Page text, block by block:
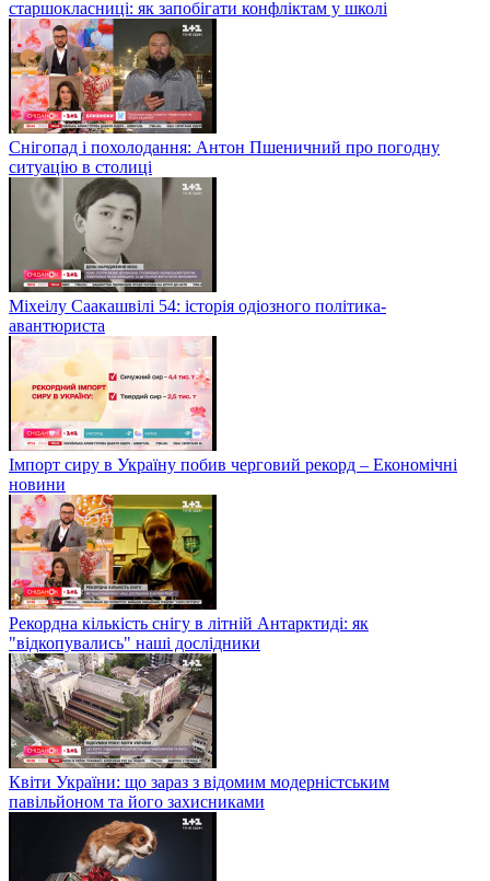
старшокласниці: як запобігати конфліктам у школі
Снігопад і похолодання: Антон Пшеничний про погодну
ситуацію в столиці
Міхеілу Саакашвілі 54: історія одіозного політика-
авантюриста
Імпорт сиру в Україну побив черговий рекорд – Економічні
новини
Рекордна кількість снігу в літній Антарктиді: як
"відкопувались" наші дослідники
Квіти України: що зараз з відомим модерністським
павільйоном та його захисниками